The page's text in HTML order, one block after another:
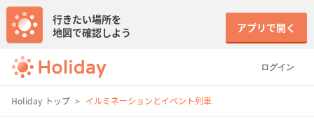
ログイン
行きたい場所を
地図で確認しよう
アプリで開く
Holiday トップ イルミネーションとイベント列車